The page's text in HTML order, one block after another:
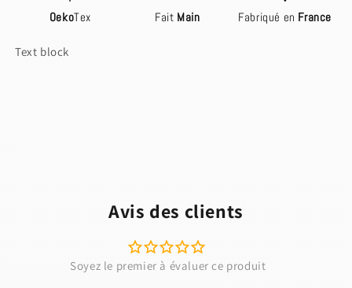
OekoTex Fait Main Fabriqué en France
Text block
Avis des clients